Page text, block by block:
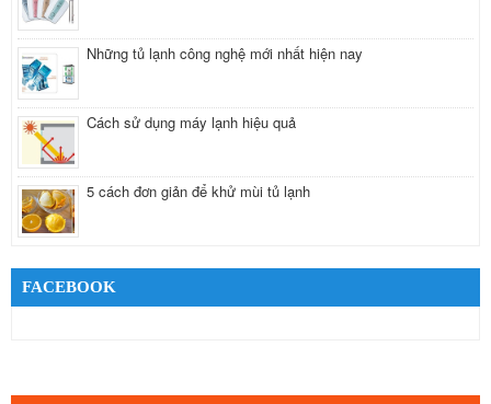
Những tủ lạnh công nghệ mới nhất hiện nay
Cách sử dụng máy lạnh hiệu quả
5 cách đơn giản để khử mùi tủ lạnh
FACEBOOK